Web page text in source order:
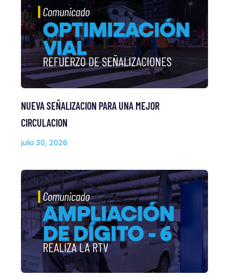
NUEVA SEÑALIZACION PARA UNA MEJOR
CIRCULACION
julio 30, 2026